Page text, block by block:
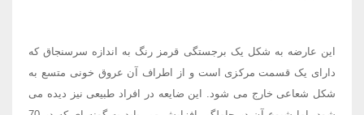
این عارضه به شکل یک برجستگی قرمز رنگ به اندازه سرسنجاق که
دارای یک قسمت مرکزی است و از اطراف آن عروق خونی متسع به
شکل شعاعی خارج می شود. این ضایعه در افراد طبیعی نیز دیده می